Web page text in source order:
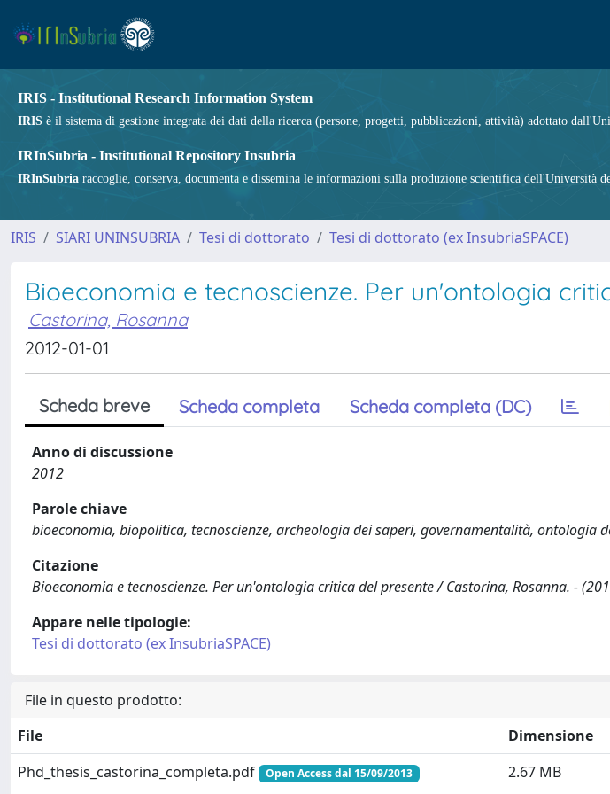
IRIS - Institutional Research Information System
IRIS è il sistema di gestione integrata dei dati della ricerca (persone, progetti, pubblicazioni, attività) adottato
IRInSubria - Institutional Repository Insubria
IRInSubria raccoglie, conserva, documenta e dissemina le informazioni sulla produzione scientifica dell'Università
IRIS SIARI UNINSUBRIA Tesi di dottorato Tesi di dottorato (ex InsubriaSPACE)
Bioeconomia e tecnoscienze. Per un'ontologia
Castorina, Rosanna
2012-01-01
Scheda breve Scheda completa Scheda completa (DC)
Anno di discussione
2012
Parole chiave
bioeconomia, biopolitica, tecnoscienze, archeologia dei saperi, governamentalità, ontologia
Citazione
Bioeconomia e tecnoscienze. Per un'ontologia critica del presente / Castorina, Rosanna. -
Appare nelle tipologie:
Tesi di dottorato (ex InsubriaSPACE)
File in questo prodotto:
File
Dimensione
Phd_thesis_castorina_completa.pdf
Open Access dal 15/09/2013 2.67 MB